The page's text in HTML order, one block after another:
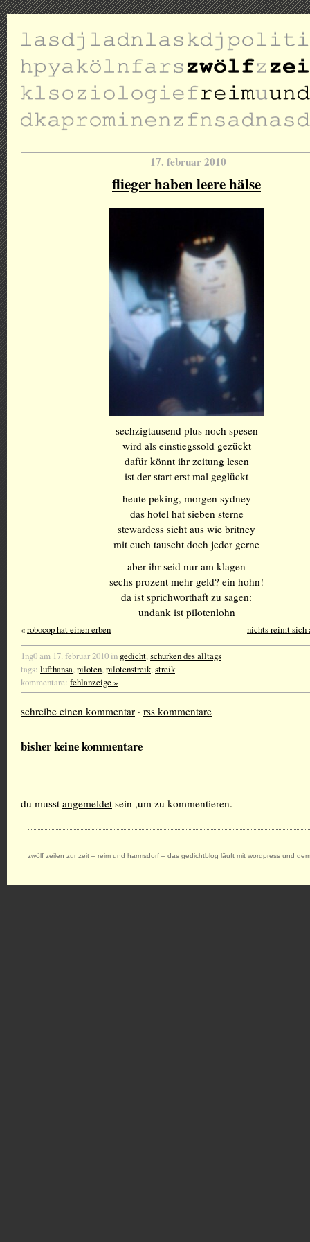
17. februar 2010
flieger haben leere hälse
sechzigtausend plus noch spesen
wird als einstiegssold gezückt
dafür könnt ihr zeitung lesen
ist der start erst mal geglückt
heute peking, morgen sydney
das hotel hat sieben sterne
stewardess sieht aus wie britney
mit euch tauscht doch jeder gerne
aber ihr seid nur am klagen
sechs prozent mehr geld? ein hohn!
da ist sprichworthaft zu sagen:
undank ist pilotenlohn
«robocop hat einen erben nichts reimt sich
1ng0 am 17. februar 2010 in gedicht,schurken des alltags
tags: lufthansa,piloten,pilotenstreik,streik
kommentare: fehlanzeige »
schreibe einen kommentar · rss kommentare
bisher keine kommentare
du musst angemeldet sein ,um zu kommentieren.
zwölf zeilen zur zeit – reim und harmsdorf – das gedichtblog läuft mit wordpress und